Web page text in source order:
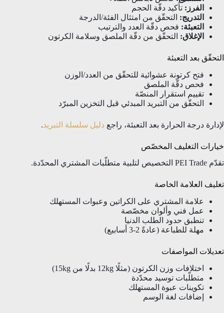
الفرز: تأكيد دقّة الحجم
التدريج: التحقّق من امتثال الفئة/الدرجة
التعبئة: فحص دقّة العدد والترتيب
الإغلاق: التحقّق من دقّة الملصق وسلامة الكرتون
التحقّق بعد التعبئة
فتح كرتونة عشوائية للتحقّق من العدد/الوزن
فحص دقّة الملصق
تقييم استقرار المنصّة
التحقّق من التبريد المبدئي قبل التخزين المبرّد
لإدارة درجة الحرارة بعد التعبئة، راجع دليل سلسلة التبريد.
خيارات التغليف المخصّص
تقدّم PEI Trade التخصيص لتلبية متطلّبات المشتري المحدّدة.
تغليف العلامة الخاصة
علامة المشتري على الكراتين وعبوات المستهلك
عمل فني وألوان مخصّصة
تنطبق حدود الطلب الدنيا
مهلة للطباعة (عادةً 2-3 أسابيع)
تعديلات المواصفات
اختلافات وزن الكرتون (مثلًا 12kg بدلًا من 15kg)
متطلّبات توسيد محدّدة
تكوينات عبوة المستهلك
إضافات لغة الوسم